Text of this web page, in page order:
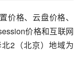
价格、云盘价格、
价格和互联网
2（北京）地域为